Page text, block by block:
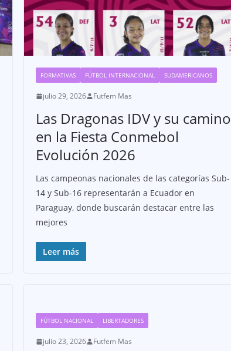
FORMATIVAS FÚTBOL INTERNACIONAL SUDAMERICANOS
julio 29, 2026 Futfem Mas
Las Dragonas IDV y su camino
en la Fiesta Conmebol
Evolución 2026
Las campeonas nacionales de las categorías Sub-
14 y Sub-16 representarán a Ecuador en
Paraguay, donde buscarán destacar entre las
mejores
Leer más
FÚTBOL NACIONAL LIBERTADORES
julio 23, 2026 Futfem Mas